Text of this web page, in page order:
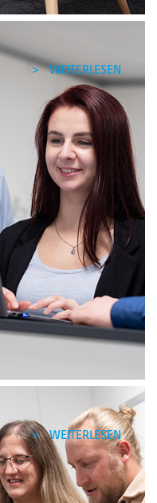
WEITERLESEN
WEITERLESEN